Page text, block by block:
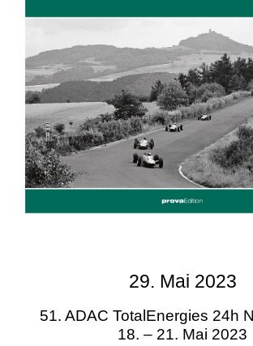
29. Mai 2023
51. ADAC TotalEnergies 24h
18. – 21. Mai 2023